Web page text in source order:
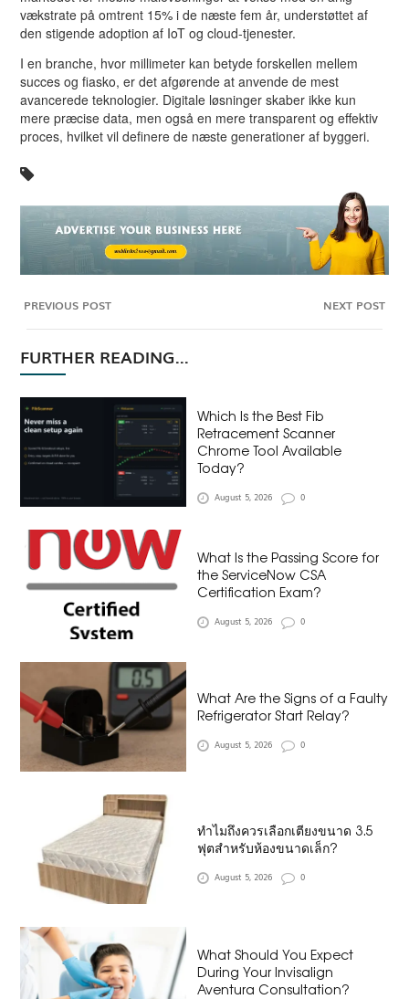
vækstrate på omtrent 15% i de næste fem år, understøttet af
den stigende adoption af IoT og cloud-tjenester.
I en branche, hvor millimeter kan betyde forskellen mellem
succes og fiasko, er det afgørende at anvende de mest
avancerede teknologier. Digitale løsninger skaber ikke kun
mere præcise data, men også en mere transparent og effektiv
proces, hvilket vil definere de næste generationer af byggeri.
PREVIOUS POST NEXT POST
FURTHER READING...
Which Is the Best Fib
Retracement Scanner
Chrome Tool Available
Today?
August 5, 2026 0
What Is the Passing Score for
the ServiceNow CSA
Certification Exam?
August 5, 2026 0
What Are the Signs of a Faulty
Refrigerator Start Relay?
August 5, 2026 0
ทำไมถึงควรเลือกเตียงขนาด 3.5
ฟุตสำหรับห้องขนาดเล็ก?
August 5, 2026 0
What Should You Expect
During Your Invisalign
Aventura Consultation?